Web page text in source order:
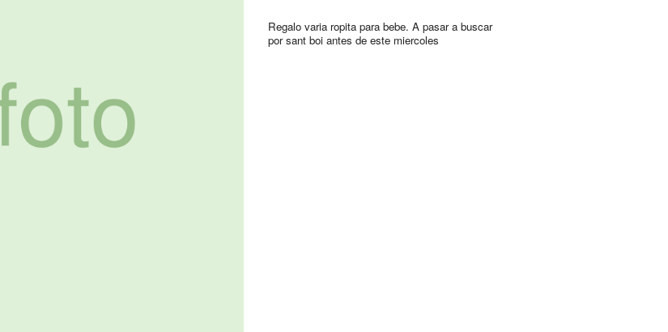
Regalo varia ropita para bebe. A pasar a buscar
por sant boi antes de este miercoles